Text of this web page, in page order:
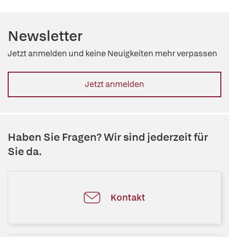
Newsletter
Jetzt anmelden und keine Neuigkeiten mehr verpassen
Jetzt anmelden
Haben Sie Fragen? Wir sind jederzeit für
Sie da.
Kontakt